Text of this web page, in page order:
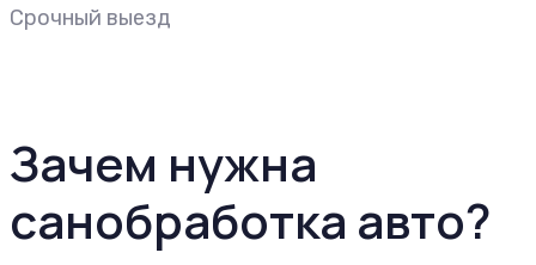
Срочный выезд
Зачем нужна
санобработка авто?